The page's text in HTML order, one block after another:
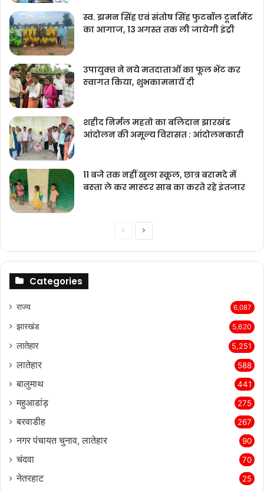
स्व. झमन सिंह एवं संतोष सिंह फुटबॉल टूर्नामेंट
का आगाज, 13 अगस्त तक ली जायेगी इंट्री
उपायुक्‍त ने नये मतदाताओंं का फूल भेंट कर
स्‍वागत किया, शुभकामनायें दी
शहीद निर्मल महतो का बलिदान झारखंड
आंदोलन की अमूल्य विरासत : आंदोलनकारी
11 बजे तक नहीं खुला स्कूल, छात्र बरामदे में
बस्‍ता ले कर मास्‍टर साब का करते रहे इंतजार
PreviousNext
Categories
राज्‍य 6,087
झारखंड 5,620
लातेहार 5,251
लातेहार 588
बालुमाथ 441
महुआडांड़ 275
बरवाडीह 267
नगर पंचायत चुनाव, लातेहार 90
चंदवा 70
नेतरहाट 25